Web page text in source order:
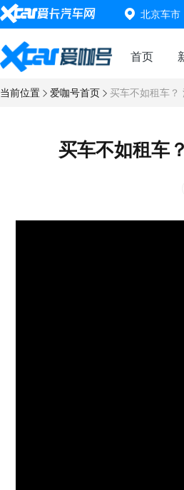
北京车市
首页
当前位置 爱咖号首页 买车不如租车？
买车不如租车